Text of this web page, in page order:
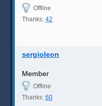
Offline
Thanks: 42
sergioleon
Member
Offline
Thanks: 60